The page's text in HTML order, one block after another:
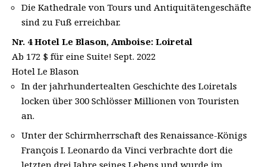
Die Kathedrale von Tours und Antiquitätengeschäfte
sind zu Fuß erreichbar.
Nr. 4 Hotel Le Blason, Amboise: Loiretal
Ab 172 $ für eine Suite! Sept. 2022
Hotel Le Blason
In der jahrhundertealten Geschichte des Loiretals
locken über 300 Schlösser Millionen von Touristen
an.
Unter der Schirmherrschaft des Renaissance-Königs
François I. Leonardo da Vinci verbrachte dort die
letzten drei Jahre seines Lebens und wurde im